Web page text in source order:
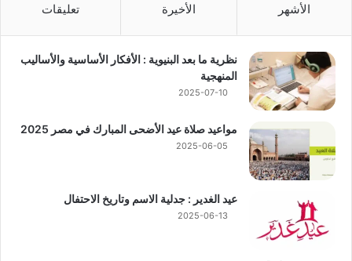
الأشهر الأخيرة تعليقات
نظرية ما بعد البنيوية : الأفكار الأساسية والأساليب
المنهجية
2025-07-10
مواعيد صلاة عيد الأضحى المبارك في مصر 2025
2025-06-05
عيد الغدير : جدلية الاسم وتاريخ الاحتفال
2025-06-13